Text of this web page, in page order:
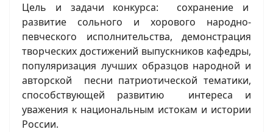
Цель и задачи конкурса:
сохранение и
развитие сольного и хорового народно-
певческого исполнительства, демонстрация
творческих достижений выпускников кафедры,
популяризация лучших образцов народной и
авторской песни патриотической тематики,
способствующей развитию интереса и
уважения к национальным истокам и истории
России.